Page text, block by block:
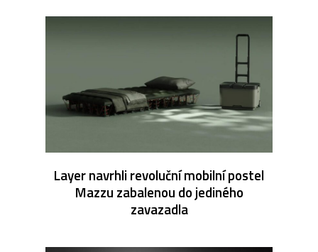
Layer navrhli revoluční mobilní postel
Mazzu zabalenou do jediného
zavazadla